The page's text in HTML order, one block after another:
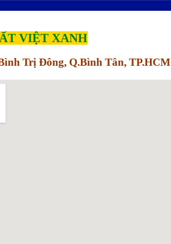
VIỆT XANH
Trị Đông, Q.Bình Tân, TP.HCM